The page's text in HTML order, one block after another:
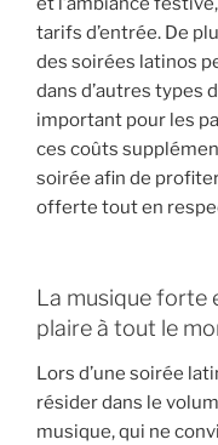
tarifs d’entrée. De
des soirées latinos
dans d’autres types
important pour les
ces coûts
soirée afin de
offerte tout en
La musique forte
plaire à tout le
Lors d’une soirée
résider dans le
musique, qui ne